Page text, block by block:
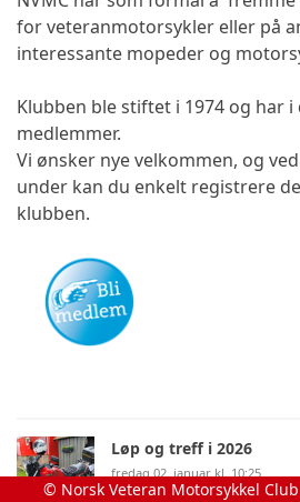
for veteranmotorsykler eller på
interessante mopeder og
Klubben ble stiftet i 1974 og har i
medlemmer.
Vi ønsker nye velkommen, og
under kan du enkelt registrere
klubben.
Løp og treff i 2026
fredag 02. januar kl. 10:25
© Norsk Veteran Motorsykkel